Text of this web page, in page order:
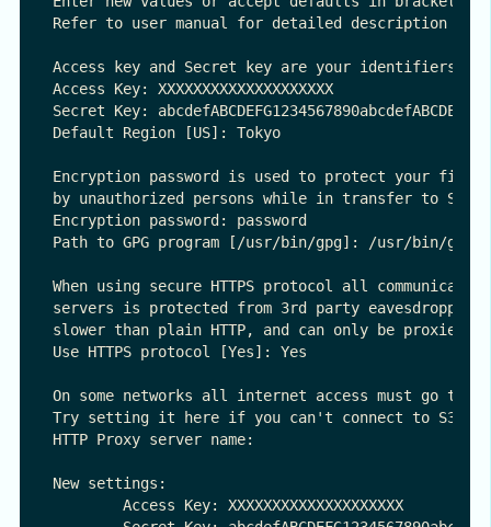
Refer to user manual for detailed description of
Access key and Secret key are your identifiers
Access Key: XXXXXXXXXXXXXXXXXXXX
Secret Key:
Default Region [US]: Tokyo
Encryption password is used to protect your files
by unauthorized persons while in transfer to S3
Encryption password: password
Path to GPG program [/usr/bin/gpg]: /usr/bin/gpg
When using secure HTTPS protocol all
servers is protected from 3rd party
slower than plain HTTP, and can only be proxied
Use HTTPS protocol [Yes]: Yes
On some networks all internet access must go
Try setting it here if you can't connect to S3
HTTP Proxy server name:
New settings:
	Access Key: XXXXXXXXXXXXXXXXXXXX